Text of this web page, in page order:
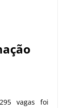
vagas foi